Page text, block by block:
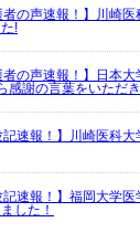
者の声速報！】川崎
!
者の声速報！】日本
感謝の言葉をいただ
記速報！】川崎医科
記速報！】福岡大学
した！